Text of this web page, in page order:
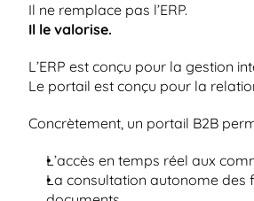
Il ne remplace pas l’ERP.
Il le valorise.
L’ERP est conçu pour la gestion
Le portail est conçu pour la
Concrètement, un portail B2B
L’accès en temps réel aux
La consultation autonome des